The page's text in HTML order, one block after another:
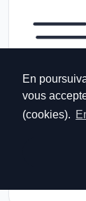
En
vous
(cookies).
Pour les
(jours
maximum de